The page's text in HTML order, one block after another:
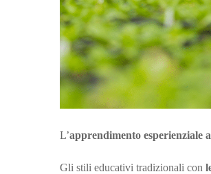
L’apprendimento esperienziale
Gli stili educativi tradizionali con